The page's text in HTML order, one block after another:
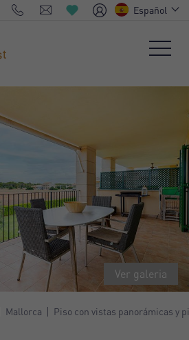
Español
Ver galeria
Mallorca Piso con vistas panorámicas y